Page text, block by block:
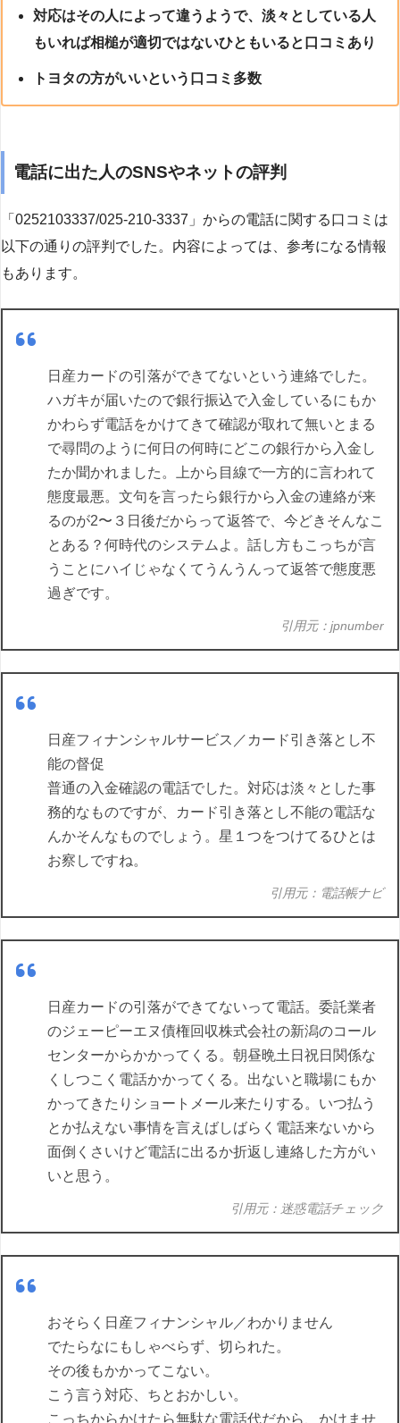
対応はその人によって違うようで、淡々としている人
もいれば相槌が適切ではないひともいると口コミあり
トヨタの方がいいという口コミ多数
電話に出た人のSNSやネットの評判
「0252103337/025-210-3337」からの電話に関する口コミは
以下の通りの評判でした。内容によっては、参考になる情報
もあります。
日産カードの引落ができてないという連絡でした。
ハガキが届いたので銀行振込で入金しているにもか
かわらず電話をかけてきて確認が取れて無いとまる
で尋問のように何日の何時にどこの銀行から入金し
たか聞かれました。上から目線で一方的に言われて
態度最悪。文句を言ったら銀行から入金の連絡が来
るのが2〜３日後だからって返答で、今どきそんなこ
とある？何時代のシステムよ。話し方もこっちが言
うことにハイじゃなくてうんうんって返答で態度悪
過ぎです。
引用元：jpnumber
日産フィナンシャルサービス／カード引き落とし不
能の督促
普通の入金確認の電話でした。対応は淡々とした事
務的なものですが、カード引き落とし不能の電話な
んかそんなものでしょう。星１つをつけてるひとは
お察しですね。
引用元：電話帳ナビ
日産カードの引落ができてないって電話。委託業者
のジェーピーエヌ債権回収株式会社の新潟のコール
センターからかかってくる。朝昼晩土日祝日関係な
くしつこく電話かかってくる。出ないと職場にもか
かってきたりショートメール来たりする。いつ払う
とか払えない事情を言えばしばらく電話来ないから
面倒くさいけど電話に出るか折返し連絡した方がい
いと思う。
引用元：迷惑電話チェック
おそらく日産フィナンシャル／わかりません
でたらなにもしゃべらず、切られた。
その後もかかってこない。
こう言う対応、ちとおかしい。
こっちからかけたら無駄な電話代だから、かけませ